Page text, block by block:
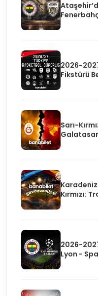
2026-
Fikstürü
Sarı-
Kırmızı:
2026-
Lyon -